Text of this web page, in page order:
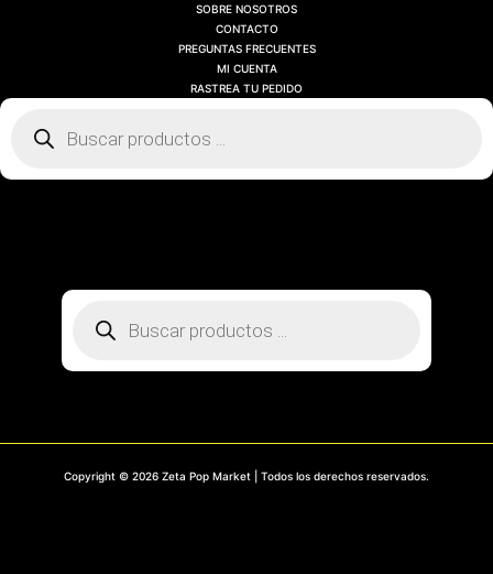
SOBRE NOSOTROS
CONTACTO
PREGUNTAS FRECUENTES
MI CUENTA
RASTREA TU PEDIDO
Búsqueda
Búsqueda
Copyright © 2026 Zeta Pop Market | Todos los derechos reservados.